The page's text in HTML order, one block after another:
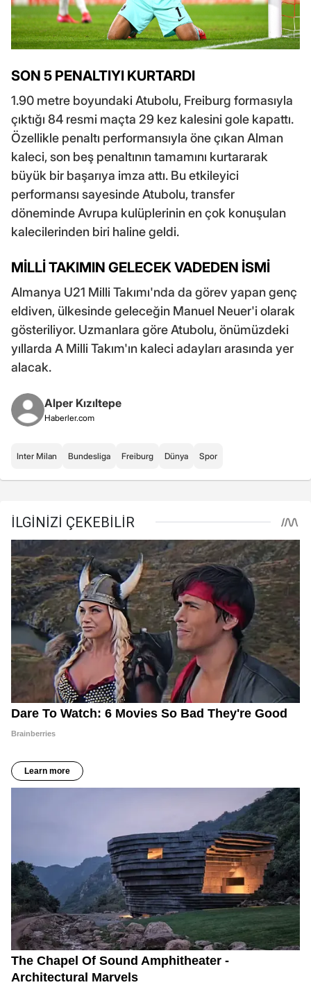
SON 5 PENALTIYI KURTARDI
1.90 metre boyundaki Atubolu, Freiburg formasıyla
çıktığı 84 resmi maçta 29 kez kalesini gole kapattı.
Özellikle penaltı performansıyla öne çıkan Alman
kaleci, son beş penaltının tamamını kurtararak
büyük bir başarıya imza attı. Bu etkileyici
performansı sayesinde Atubolu, transfer
döneminde Avrupa kulüplerinin en çok konuşulan
kalecilerinden biri haline geldi.
MİLLİ TAKIMIN GELECEK VADEDEN İSMİ
Almanya U21 Milli Takımı'nda da görev yapan genç
eldiven, ülkesinde geleceğin Manuel Neuer'i olarak
gösteriliyor. Uzmanlara göre Atubolu, önümüzdeki
yıllarda A Milli Takım'ın kaleci adayları arasında yer
alacak.
Alper Kızıltepe
Haberler.com
Inter Milan Bundesliga Freiburg Dünya Spor